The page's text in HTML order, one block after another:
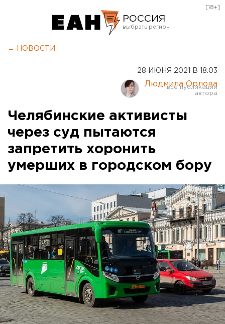
РОССИЯ
Курган
Оренбург
[18+]
← НОВОСТИ
28 ИЮНЯ 2021 В 18:03
Людмила Орлова
Челябинские активисты
через суд пытаются
запретить хоронить
умерших в городском бору